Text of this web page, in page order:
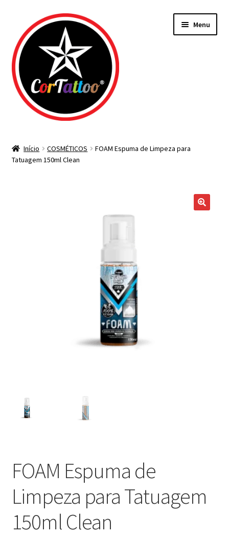
para
navegação
para
o
conteúdo
Menu
Agulhas
Início COSMÉTICOS
FOAM Espuma de Limpeza para
Tatuagem 150ml Clean
FOAM Espuma de
Limpeza para Tatuagem
150ml Clean